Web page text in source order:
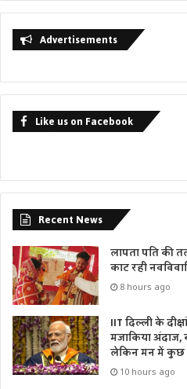
Advertisements
Like us on Facebook
Recent News
लापता पति की
काट रही
8 hours ago
IIT दिल्ली के
मजाकिया अंदाज,
लेकिन मन में कुछ
10 hours ago